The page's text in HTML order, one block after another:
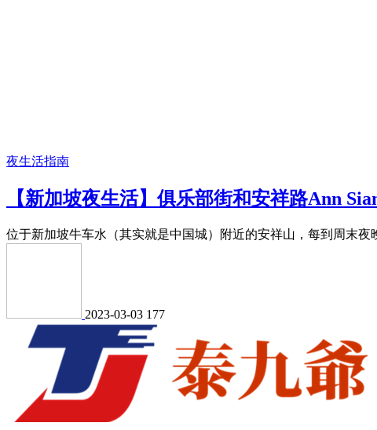
夜生活指南
【新加坡夜生活】俱乐部街和安祥路Ann
位于新加坡牛车水（其实就是中国城）附近的安祥山，每到周末
2023-03-03 177